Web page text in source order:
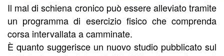
Il mal di schiena cronico può essere alleviato tramite
un programma di esercizio fisico che comprenda
corsa intervallata a camminate.
È quanto suggerisce un nuovo studio pubblicato sul